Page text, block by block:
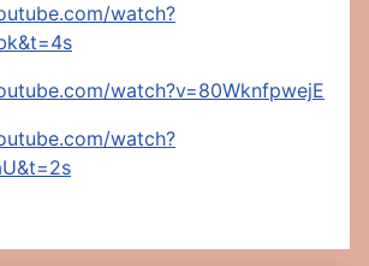
watch?
watch?v=80WknfpwejE
watch?